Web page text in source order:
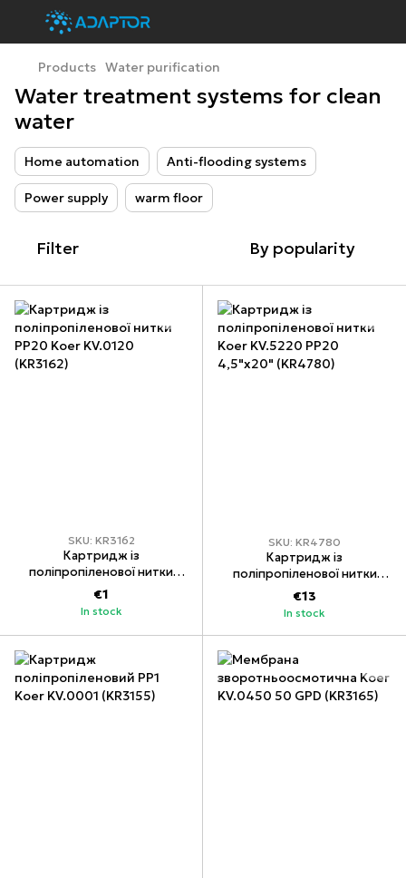
Products Water purification
Water treatment systems for clean
water
Home automation Anti-flooding systems
Power supply warm floor
Filter By popularity
SKU: KR3162
Картридж із
поліпропіленової нитки
PP20 Koer KV.0120 (KR3162)
€1
In stock
SKU: KR4780
Картридж із
поліпропіленової нитки
Koer KV.5220 PP20 4,5"x20"
(KR4780)
€13
In stock